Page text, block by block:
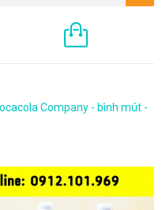
Company - bình mút -